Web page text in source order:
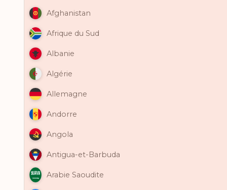
Afghanistan
Afrique du Sud
Albanie
Algérie
Allemagne
Andorre
Angola
Antigua-et-Barbuda
Arabie Saoudite